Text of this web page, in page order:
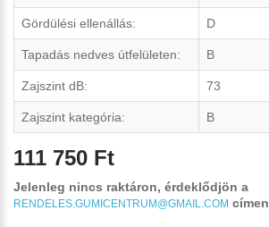
Gördülési ellenállás: D
Tapadás nedves útfelületen: B
Zajszint dB: 73
Zajszint kategória: B
111 750 Ft
Jelenleg nincs raktáron, érdeklődjön a
RENDELES.GUMICENTRUM@GMAIL.COM címen